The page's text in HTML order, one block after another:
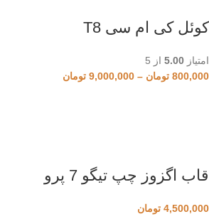
کوئل کی ام سی T8
امتیاز 5.00 از 5
800,000 تومان –
9,000,000 تومان
قاب اگزوز چپ تیگو 7 پرو
4,500,000 تومان